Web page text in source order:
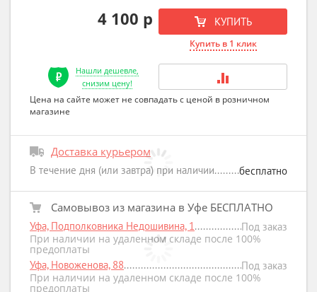
4 100 р КУПИТЬ
Купить в 1 клик
Нашли дешевле,
снизим цену!
Цена на сайте может не совпадать с ценой в розничном
магазине
Доставка курьером
В течение дня (или завтра) при наличии бесплатно
Самовывоз из магазина в Уфе БЕСПЛАТНО
Уфа, Подполковника Недошивина, 1
Под заказ
При наличии на удаленном складе после 100%
предоплаты
Уфа, Новоженова, 88
Под заказ
При наличии на удаленном складе после 100%
предоплаты